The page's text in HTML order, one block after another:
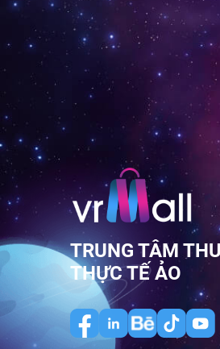
TRUNG TÂM
THỰC TẾ ẢO